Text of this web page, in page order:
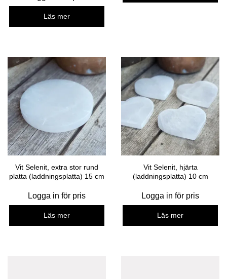
Läs mer
Vit Selenit, extra stor rund
platta (laddningsplatta) 15 cm
Logga in för pris
Läs mer
Vit Selenit, hjärta
(laddningsplatta) 10 cm
Logga in för pris
Läs mer